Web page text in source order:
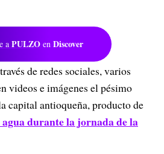
a PULZO en Discover
de redes sociales, varios
videos e imágenes el pésimo
capital antioqueña, producto de
durante la jornada de la